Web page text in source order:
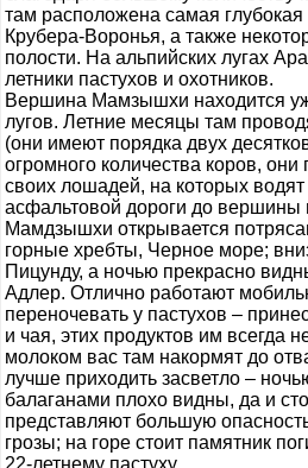
там расположена самая
Крубера-Воронья, а также
полости. На альпийских лугах
летники пастухов и охотников.
Вершина Мамзышхи находится
лугов. Летние месяцы там
(они имеют порядка двух
огромного количества коров,
своих лошадей, на которых водят
асфальтовой дороги до вершины
Мамдзышхи открывается
горные хребты, Черное море;
Пицунду, а ночью прекрасно
Адлер. Отлично работают
переночевать у пастухов –
и чая, этих продуктов им всегда
молоком вас там накормят до
лучше приходить засветло –
балаганами плохо видны, да и
представляют большую
грозы; на горе стоит памятник
22-летнему пастуху.